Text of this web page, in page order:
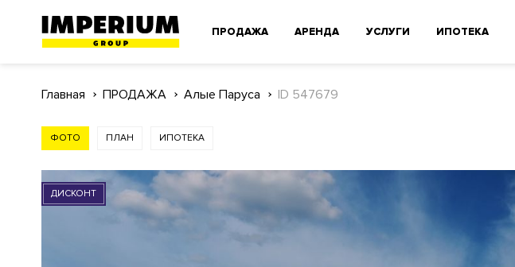
ПРОДАЖА АРЕНДА УСЛУГИ ИПОТЕКА
Главная ПРОДАЖА Алые Паруса ID 547679
ФОТО ПЛАН ИПОТЕКА
ДИСКОНТ